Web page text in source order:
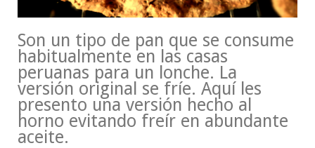
Son un tipo de pan que se consume
habitualmente en las casas
peruanas para un lonche. La
versión original se fríe. Aquí les
presento una versión hecho al
horno evitando freír en abundante
aceite.